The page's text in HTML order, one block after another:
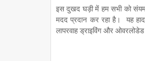
इस दुखद घड़ी में हम सभी को संयम
मदद प्रदान कर रहा है। यह
लापरवाह ड्राइविंग और